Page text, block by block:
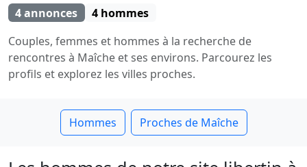
4 annonces
4 hommes
Couples, femmes et hommes à la recherche de
rencontres à Maîche et ses environs. Parcourez les
profils et explorez les villes proches.
Hommes Proches de Maîche